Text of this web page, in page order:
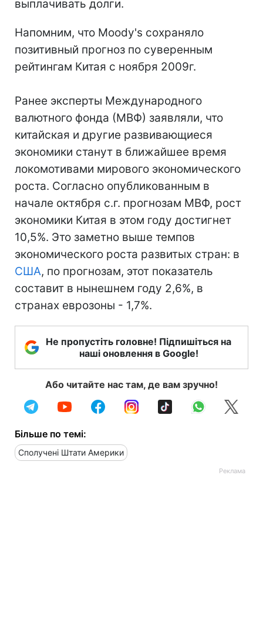
выплачивать долги.
Напомним, что Moody's сохраняло
позитивный прогноз по суверенным
рейтингам Китая с ноября 2009г.
Ранее эксперты Международного
валютного фонда (МВФ) заявляли, что
китайская и другие развивающиеся
экономики станут в ближайшее время
локомотивами мирового экономического
роста. Согласно опубликованным в
начале октября с.г. прогнозам МВФ, рост
экономики Китая в этом году достигнет
10,5%. Это заметно выше темпов
экономического роста развитых стран: в
США, по прогнозам, этот показатель
составит в нынешнем году 2,6%, в
странах еврозоны - 1,7%.
Не пропустіть головне! Підпишіться на
наші оновлення в Google!
Або читайте нас там, де вам зручно!
Більше по темі:
Сполучені Штати Америки